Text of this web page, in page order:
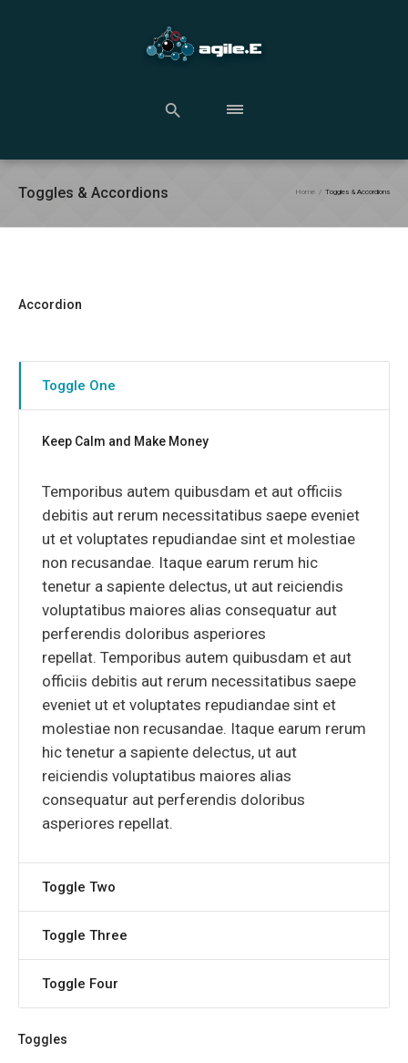
Toggles & Accordions Home / Toggles & Accordions
Accordion
Toggle One
Keep Calm and Make Money
Temporibus autem quibusdam et aut officiis
debitis aut rerum necessitatibus saepe eveniet
ut et voluptates repudiandae sint et molestiae
non recusandae. Itaque earum rerum hic
tenetur a sapiente delectus, ut aut reiciendis
voluptatibus maiores alias consequatur aut
perferendis doloribus asperiores
repellat. Temporibus autem quibusdam et aut
officiis debitis aut rerum necessitatibus saepe
eveniet ut et voluptates repudiandae sint et
molestiae non recusandae. Itaque earum rerum
hic tenetur a sapiente delectus, ut aut
reiciendis voluptatibus maiores alias
consequatur aut perferendis doloribus
asperiores repellat.
Toggle Two
Toggle Three
Toggle Four
Toggles